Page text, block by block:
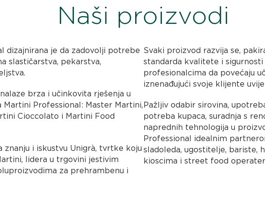
Naši proizvodi
dizajnirana je da zadovolji potrebe
slastičarstva, pekarstva,
brza i učinkovita rješenja u
Professional: Master Martini,
Cioccolato i Martini Food
i iskustvu Unigrà, tvrtke koju
lidera u trgovini jestivim
za prehrambenu i
Svaki proizvod razvija se,
standarda kvalitete i sigurnosti
profesionalcima da povećaju
iznenađujući svoje klijente
Pažljiv odabir sirovina,
potreba kupaca, suradnja s
naprednih tehnologija u
Professional idealnim
sladoleda, ugostitelje, bariste,
kioscima i street food